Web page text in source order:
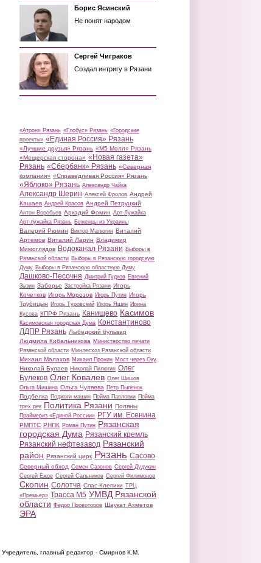
Борис Ясинский
Не понят народом
Сергей Чиграков
Создал интригу в Рязани
«Атрон» Рязань «Глобус» Рязань «Городские
проекты» «Единая Россия» Рязань
«Лучшие друзья» Рязань «М5 Молл» Рязань
«Мещерская сторона» «Новая газета»
Рязань «Сбербанк» Рязань «Северная
компания» «Справедливая Россия» Рязань
«Яблоко» Рязань Александр Чайка
Александр Шерин Алексей Фролов Андрей
Кашаев Андрей Красов Андрей Петруцкий
Антон Воробьев Аркадий Фомин Арт-Лужайка
Арт-лужайка Рязань Беженцы из Украины
Валерий Рюмин Виктор Малюгин Виталий
Артемов Виталий Ларин Владимир
Мимоглядов Водоканал Рязани Выборы в
Рязанской области Выборы в Рязанскую городскую
Думу Выборы в Рязанскую областную Думу
Дашково-Песочня Дмитрий Гудков Евгений
Зызин Заборье Застройка Рязани Игорь
Кочетков Игорь Морозов Игорь Путин Игорь
Трубицын Игорь Туровский Игорь Яшин Ирина
Кусова КПРФ Рязань Канищево Касимов
Касимовская городская Дума Константиново
ЛДПР Рязань Лыбедский бульвар
Людмила Кибальникова Министерство печати
Рязанской области Минлесхоз Рязанской области
Михаил Малахов Михаил Пронин Мост через Оку
Николай Булаев Николай Пилюгин Олег
Булеков Олег Ковалев Олег Шишов
Ольга Мишина Ольга Чуляева Петр Пыленок
Подбелка Поджоги машин Пойма Павловки Пойма
трех рек Политика Рязани Поляны
Праймериз «Единой России» РГУ им. Есенина
РМПТС РНПК Роман Путин Рязанская
городская Дума Рязанский кремль
Рязанский нефтезавод Рязанский
район Рязанский цирк Рязань Сасово
Северный обход Семен Сазонов Сергей Дудукин
Сергей Ежов Сергей Сальников Сергей Филимонов
Скопин Солотча Спас-Клепики ТРЦ
«Премьер» Трасса М5 УМВД Рязанской
области Федор Провоторов Шаукат Ахметов
ЭРА
Учредитель, главный редактор - Смирнов К.М.